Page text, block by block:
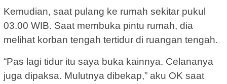
Kemudian, saat pulang ke rumah sekitar pukul
03.00 WIB. Saat membuka pintu rumah, dia
melihat korban tengah tertidur di ruangan tengah.
“Pas lagi tidur itu saya buka kainnya. Celananya
juga dipaksa. Mulutnya dibekap,” aku OK saat